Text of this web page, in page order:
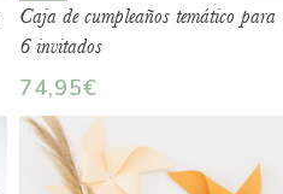
Caja de cumpleaños temático para
6 invitados
74,95€